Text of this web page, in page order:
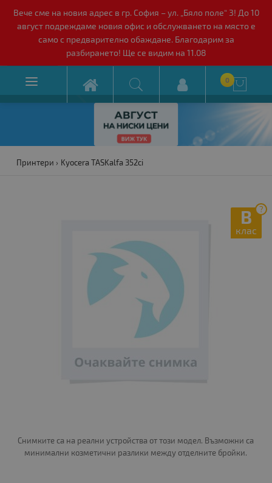
Вече сме на новия адрес в гр. София – ул. „Бяло поле“ 3! До 10
август подреждаме новия офис и обслужването на място е
само с предварително обаждане. Благодарим за
разбирането! Ще се видим на 11.08
 0 
Принтери Kyocera TASKalfa 352ci
?
B
клас
Снимките са на реални устройства от този модел. Възможни са
минимални козметични разлики между отделните бройки.